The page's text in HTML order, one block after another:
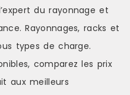
du rayonnage et
Rayonnages, racks et
types de charge.
comparez les prix
aux meilleurs